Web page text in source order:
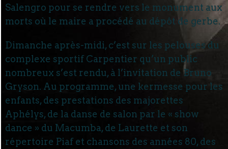
Salengro pour se rendre vers le monument aux
morts où le maire a procédé au dépôt de gerbe.
Dimanche après-midi, c’est sur les pelouses du
complexe sportif Carpentier qu’un public
nombreux s’est rendu, à l’invitation de Bruno
Gryson. Au programme, une kermesse pour les
enfants, des prestations des majorettes
Aphélys, de la danse de salon par le « show
dance » du Macumba, de Laurette et son
répertoire Piaf et chansons des années 80, des